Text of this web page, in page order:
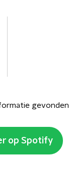
gevonden
op Spotify